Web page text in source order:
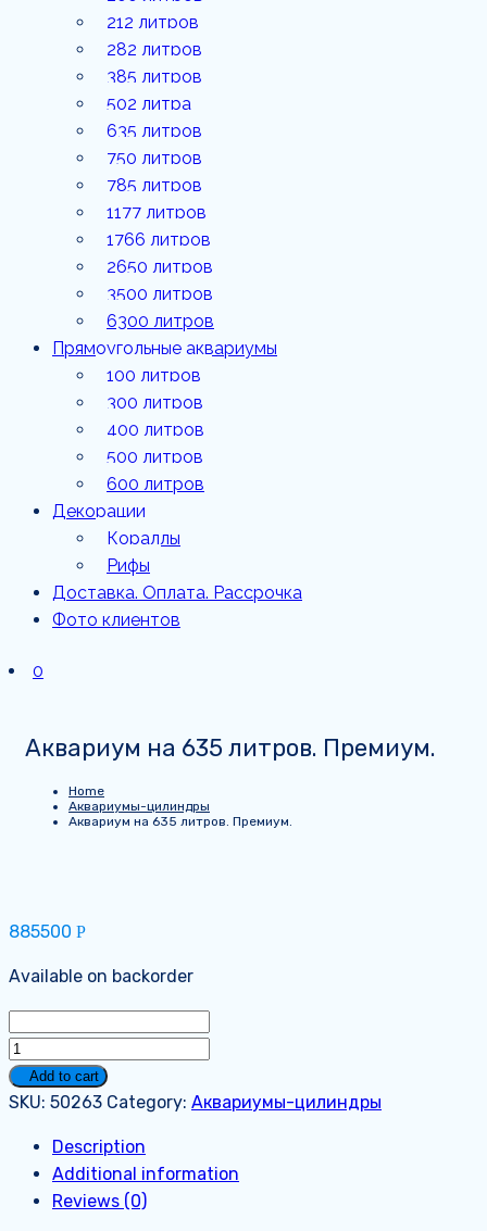
1177
1766
литров
2650
литров
3500
литров
6300
литров
212 литров
282 литров
385 литров
502 литра
635 литров
750 литров
785 литров
1177 литров
1766 литров
2650 литров
3500 литров
6300 литров
Прямоугольные аквариумы
100 литров
300 литров
400 литров
500 литров
600 литров
Декорации
Кораллы
Рифы
Доставка. Оплата. Рассрочка
Фото клиентов
0
Аквариум на 635 литров. Премиум.
Home
Аквариумы-цилиндры
Аквариум на 635 литров. Премиум.
885500 Р
Available on backorder
Аквариум
на
635
Премиум.
quantity
Add to cart
SKU: 50263 Category: Аквариумы-цилиндры
Description
Additional information
Reviews (0)